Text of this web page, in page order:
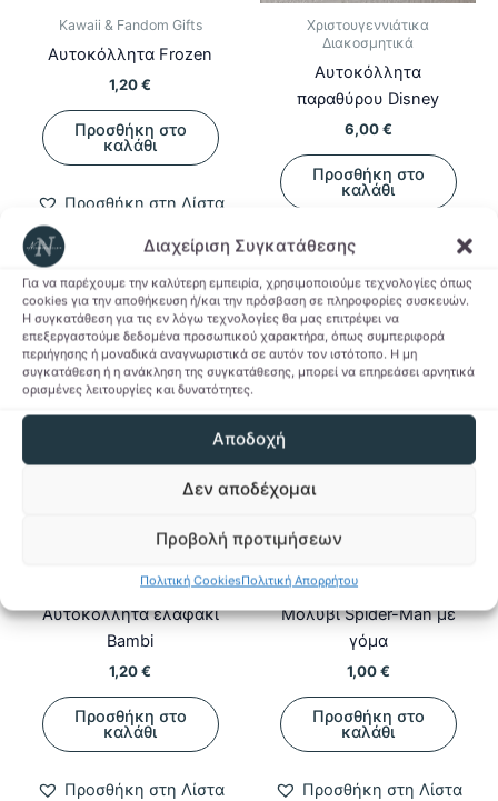
Διαχείριση Συγκατάθεσης
Για να παρέχουμε την καλύτερη εμπειρία, χρησιμοποιούμε τεχνολογίες όπως
cookies για την αποθήκευση ή/και την πρόσβαση σε πληροφορίες συσκευών.
Η συγκατάθεση για τις εν λόγω τεχνολογίες θα μας επιτρέψει να
επεξεργαστούμε δεδομένα προσωπικού χαρακτήρα, όπως συμπεριφορά
περιήγησης ή μοναδικά αναγνωριστικά σε αυτόν τον ιστότοπο. Η μη
συγκατάθεση ή η ανάκληση της συγκατάθεσης, μπορεί να επηρεάσει αρνητικά
ορισμένες λειτουργίες και δυνατότητες.
Αποδοχή
Δεν αποδέχομαι
Προβολή προτιμήσεων
Πολιτική CookiesΠολιτική Απορρήτου
Kawaii & Fandom Gifts
Αυτοκόλλητα Frozen
1,20€
Προσθήκη στο
καλάθι
Προσθήκη στη Λίστα
Χριστουγεννιάτικα
Διακοσμητικά
Aυτοκόλλητα
παραθύρου Disney
6,00€
Προσθήκη στο
καλάθι
Προσθήκη στη Λίστα
Επιθυμιών
Kawaii & Fandom Gifts
Αυτοκόλλητα ελαφάκι
Bambi
1,20€
Προσθήκη στο
καλάθι
Προσθήκη στη Λίστα
Kawaii & Fandom Gifts
Μολύβι Spider-Man με
γόμα
1,00€
Προσθήκη στο
καλάθι
Προσθήκη στη Λίστα